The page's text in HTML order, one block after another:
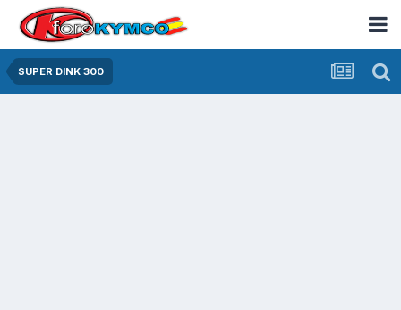
SUPER DINK 300